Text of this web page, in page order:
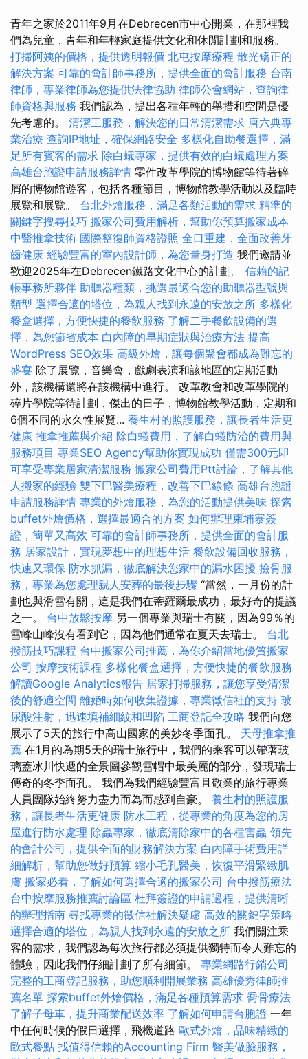
青年之家於2011年9月在Debrecen市中心開業，在那裡我
們為兒童，青年和年輕家庭提供文化和休閒計劃和服務。
打掃阿姨的價格，提供透明報價 北屯按摩療程 散光矯正的
解決方案 可靠的會計師事務所，提供全面的會計服務 台南
律師，專業律師為您提供法律協助 律師公會網站，查詢律
師資格與服務 我們認為，提出各種年輕的舉措和空間是優
先考慮的。 清潔工服務，解決您的日常清潔需求 唐六典專
業治療 查詢IP地址，確保網路安全 多樣化自助餐選擇，滿
足所有賓客的需求 除白蟻專家，提供有效的白蟻處理方案
高雄台胞證申請服務詳情 零件改革學院的博物館等待著碎
屑的博物館遊客，包括各種節目，博物館教學活動以及臨時
展覽和展覽。 台北外燴服務，滿足各類活動的需求 精準的
關鍵字搜尋技巧 搬家公司費用解析，幫助你預算搬家成本
中醫推拿技術 國際整復師資格證照 全口重建，全面改善牙
齒健康 經驗豐富的室內設計師，為您量身打造 我們邀請並
歡迎2025年在Debrecen鐵路文化中心的計劃。 信賴的記
帳事務所夥伴 助聽器種類，挑選最適合您的助聽器型號與
類型 選擇合適的塔位，為親人找到永遠的安放之所 多樣化
餐盒選擇，方便快捷的餐飲服務 了解二手餐飲設備的選
擇，為您節省成本 白內障的早期症狀與治療方法 提高
WordPress SEO效果 高級外燴，讓每個聚會都成為難忘的
盛宴 除了展覽，音樂會，戲劇表演和該地區的定期活動
外，該機構還將在該機構中進行。 改革教會和改革學院的
碎片學院等待計劃，傑出的日子，博物館教學活動，定期和
6個不同的永久性展覽... 養生村的照護服務，讓長者生活更
健康 推拿推薦與介紹 除白蟻費用，了解白蟻防治的費用與
服務項目 專業SEO Agency幫助你實現成功 僅需300元即
可享受專業居家清潔服務 搬家公司費用Ptt討論，了解其他
人搬家的經驗 雙下巴醫美療程，改善下巴線條 高雄台胞證
申請服務詳情 專業的外燴服務，為您的活動提供美味 探索
buffet外燴價格，選擇最適合的方案 如何辦理柬埔寨簽
證，簡單又高效 可靠的會計師事務所，提供全面的會計服
務 居家設計，實現夢想中的理想生活 餐飲設備回收服務，
快速又環保 防水抓漏，徹底解決您家中的漏水困擾 撿骨服
務，專業為您處理親人安葬的最後步驟 “當然，一月份的計
劃也與滑雪有關，這是我們在蒂羅爾最成功，最好奇的提議
之一。 台中放鬆按摩 另一個專業與瑞士有關，因為99％的
雪峰山峰沒有看到它，因為他們通常在夏天去瑞士。 台北
撥筋技巧課程 台中搬家公司推薦，為你介紹當地優質搬家
公司 按摩技術課程 多樣化餐盒選擇，方便快捷的餐飲服務
解讀Google Analytics報告 居家打掃服務，讓您享受清潔
後的舒適空間 離婚時如何收集證據，專業徵信社的支持 玻
尿酸注射，迅速填補細紋和凹陷 工商登記全攻略 我們向您
展示了5天的旅行中高山國家的美妙冬季面孔。 天母推拿推
薦 在1月的為期5天的瑞士旅行中，我們的乘客可以帶著玻
璃蓋冰川快遞的全景圖參觀雪帽中最美麗的部分，發現瑞士
傳奇的冬季面孔。 我們為我們經驗豐富且敬業的旅行專業
人員團隊始終努力盡力而為而感到自豪。 養生村的照護服
務，讓長者生活更健康 防水工程，從專業的角度為您的房
屋進行防水處理 除蟲專家，徹底清除家中的各種害蟲 領先
的會計公司，提供全面的財務解決方案 白內障手術費用詳
細解析，幫助您做好預算 縮小毛孔醫美，恢復平滑緊緻肌
膚 搬家必看，了解如何選擇合適的搬家公司 台中撥筋療法
台中按摩服務推薦討論區 杜拜簽證的申請過程，提供清晰
的辦理指南 尋找專業的徵信社解決疑慮 高效的關鍵字策略
選擇合適的塔位，為親人找到永遠的安放之所 我們關注乘
客的需求，我們認為每次旅行都必須提供獨特而令人難忘的
體驗，因此我們仔細計劃了所有細節。 專業網路行銷公司
完整的工商登記服務，助您順利開展業務 高雄優秀律師推
薦名單 探索buffet外燴價格，滿足各種預算需求 喬骨療法
了解子母車，提升商業配送效率 了解如何申請台胞證 一年
中任何時候的假日選擇，飛機道路 歐式外燴，品味精緻的
歐式餐點 找值得信賴的Accounting Firm 醫美做臉服務，